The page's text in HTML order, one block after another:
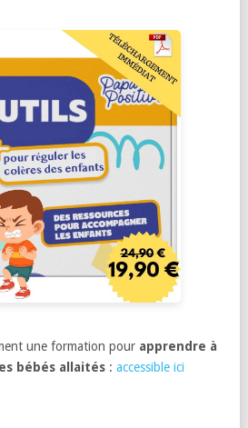
une formation pour apprendre à
bébés allaités: accessible ici